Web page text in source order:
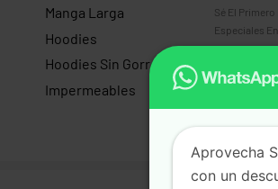
Manga Larga
Hoodies
Hoodies Sin Gorro
Impermeables
Sé El
Especiales
Aprovecha
con un